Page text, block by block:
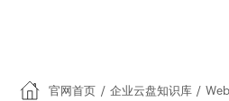
官网首页 / 企业云盘知识库 /